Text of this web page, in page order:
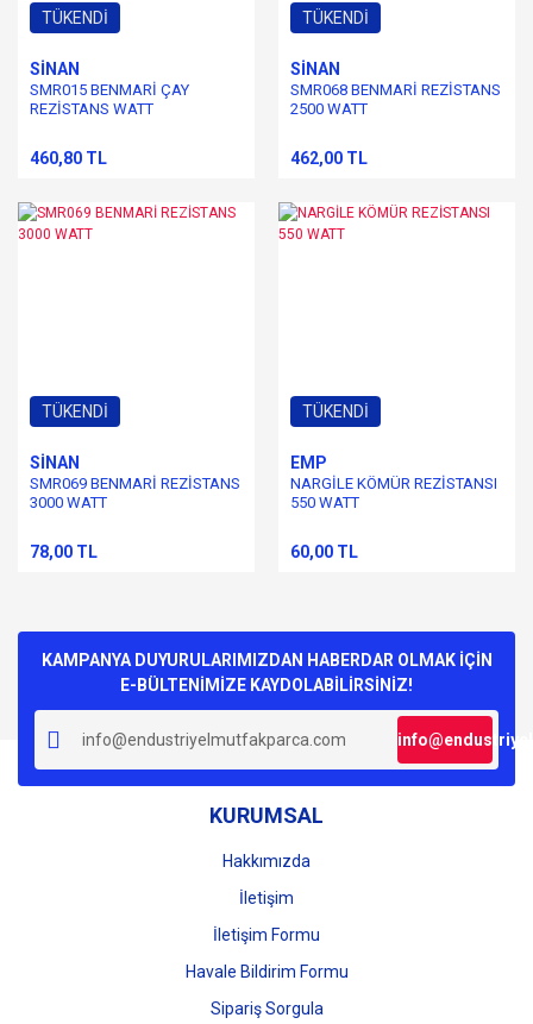
TÜKENDİ
SİNAN
SMR015 BENMARİ ÇAY
REZİSTANS WATT
460,80 TL
TÜKENDİ
SİNAN
SMR068 BENMARİ REZİSTANS
2500 WATT
462,00 TL
TÜKENDİ
SİNAN
SMR069 BENMARİ REZİSTANS
3000 WATT
78,00 TL
TÜKENDİ
EMP
NARGİLE KÖMÜR REZİSTANSI
550 WATT
60,00 TL
KAMPANYA DUYURULARIMIZDAN HABERDAR OLMAK İÇİN
E-BÜLTENİMİZE KAYDOLABİLİRSİNİZ!
KURUMSAL
Hakkımızda
İletişim
İletişim Formu
Havale Bildirim Formu
Sipariş Sorgula